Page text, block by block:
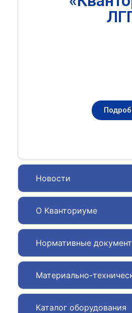
Новости
О Кванториуме
Нормативные
Материально-
Каталог оборудования